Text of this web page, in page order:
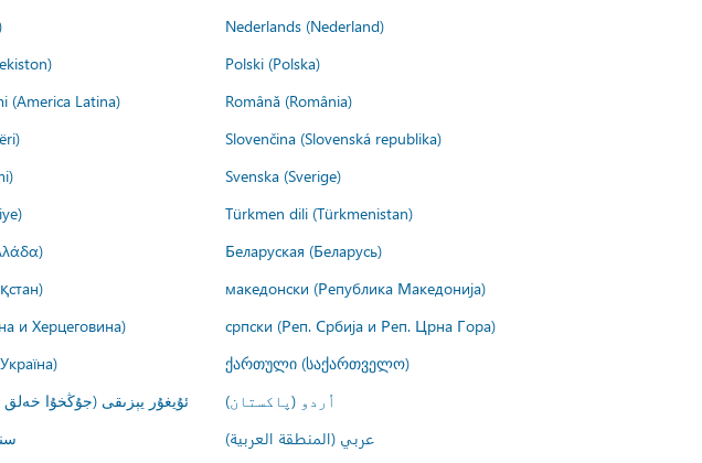
Nederlands (Nederland)
Polski (Polska)
(America Latina)
Română (România)
Slovenčina (Slovenská republika)
Svenska (Sverige)
Türkmen dili (Türkmenistan)
Беларуская (Беларусь)
македонски (Република Македонија)
и Херцеговина)
српски (Реп. Србија и Реп. Црна Гора)
ქართული (საქართველო)
ئۇيغۇر يېزىقى (جۇڭخۇا خەلق
اُردو (پاکستان)
عربي (المنطقة العربية)